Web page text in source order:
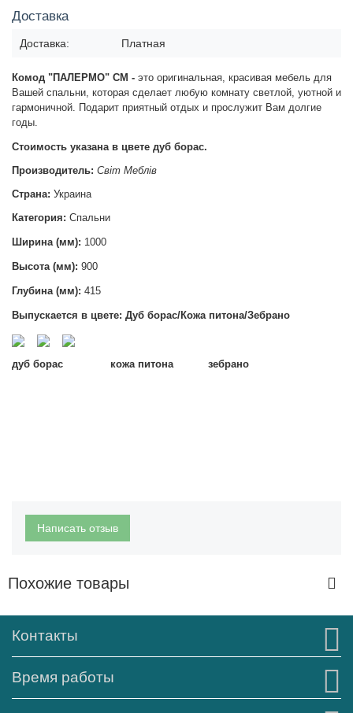
Доставка
Доставка: Платная
Комод "ПАЛЕРМО" СМ - это оригинальная, красивая мебель для
Вашей спальни, которая сделает любую комнату светлой, уютной и
гармоничной. Подарит приятный отдых и прослужит Вам долгие
годы.
Стоимость указана в цвете дуб борас.
Производитель: Світ Меблів
Страна: Украина
Категория: Спальни
Ширина (мм): 1000
Высота (мм): 900
Глубина (мм): 415
Выпускается в цвете: Дуб борас/Кожа питона/Зебрано
дуб борас кожа питона зебрано
Написать отзыв
Похожие товары
Контакты
Время работы